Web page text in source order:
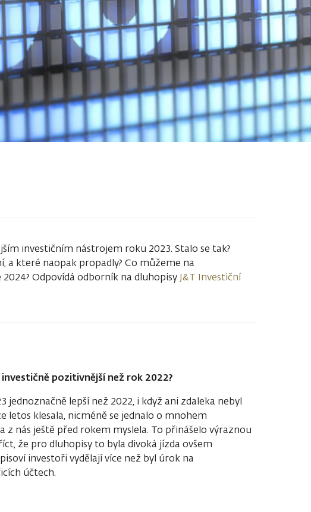
investičním nástrojem roku 2023. Stalo se tak?
a které naopak propadly? Co můžeme na
Odpovídá odborník na dluhopisy J&T Investiční
pozitivnější než rok 2022?
jednoznačně lepší než 2022, i když ani zdaleka nebyl
letos klesala, nicméně se jednalo o mnohem
z nás ještě před rokem myslela. To přinášelo výraznou
že pro dluhopisy to byla divoká jízda ovšem
investoři vydělají více než byl úrok na
účtech.